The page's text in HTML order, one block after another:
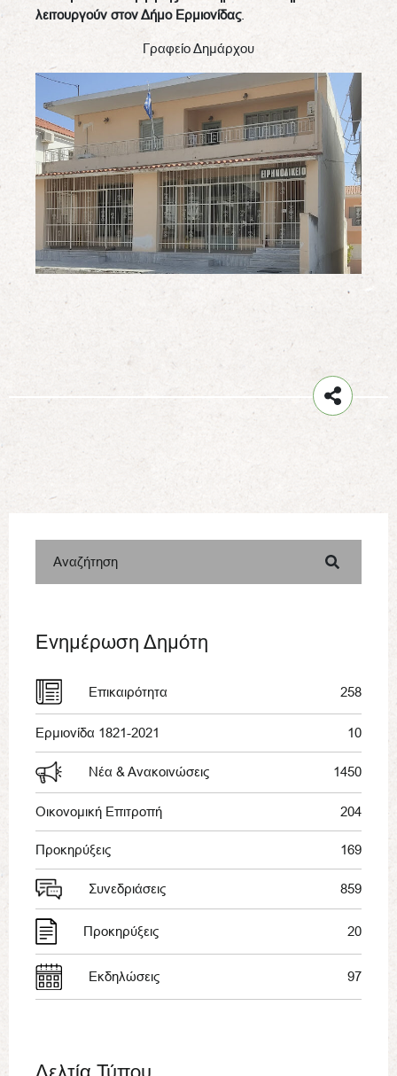
λειτουργούν στον Δήμο Ερμιονίδας.
Γραφείο Δημάρχου
Αναζήτηση
Ενημέρωση Δημότη
Επικαιρότητα 258
Ερμιονίδα 1821-2021 10
Νέα & Ανακοινώσεις 1450
Οικονομική Επιτροπή 204
Προκηρύξεις 169
Συνεδριάσεις 859
Προκηρύξεις 20
Εκδηλώσεις 97